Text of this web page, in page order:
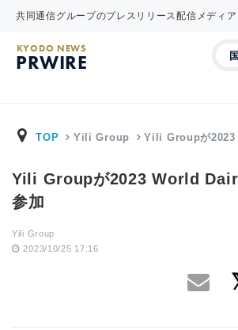
共同通信グループのプレスリリース配信メディア
KYODO NEWS
PRWIRE
TOP Yili Group Yili Groupが
Yili Groupが2023 World
参加
Yili Group
2023/10/25 17:16